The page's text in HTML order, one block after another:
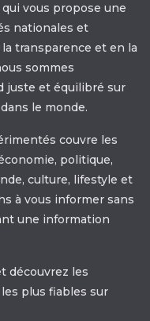
qui vous propose une
nationales et
transparence et en la
sommes
juste et équilibré sur
le monde.
couvre les
politique,
culture, lifestyle et
à vous informer sans
une information
découvrez les
plus fiables sur